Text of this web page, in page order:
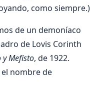
como siempre.)
de un demoníaco
de Lovis Corinth
y Mefisto, de 1922.
nombre de